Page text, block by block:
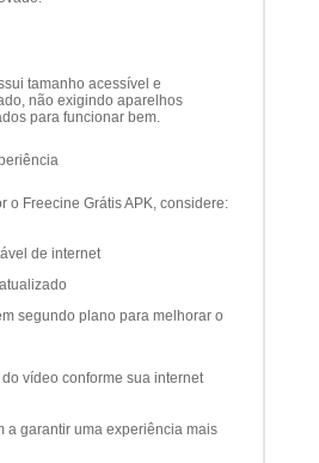
tamanho acessível e
não exigindo aparelhos
para funcionar bem.
o Freecine Grátis APK, considere:
de internet
segundo plano para melhorar o
vídeo conforme sua internet
a garantir uma experiência mais